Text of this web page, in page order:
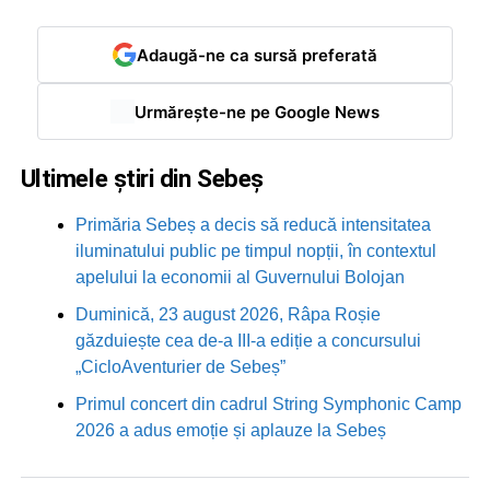
Adaugă-ne ca sursă preferată
Urmărește-ne pe Google News
Ultimele știri din Sebeș
Primăria Sebeș a decis să reducă intensitatea
iluminatului public pe timpul nopții, în contextul
apelului la economii al Guvernului Bolojan
Duminică, 23 august 2026, Râpa Roșie
găzduiește cea de-a III-a ediție a concursului
„CicloAventurier de Sebeș”
Primul concert din cadrul String Symphonic Camp
2026 a adus emoție și aplauze la Sebeș